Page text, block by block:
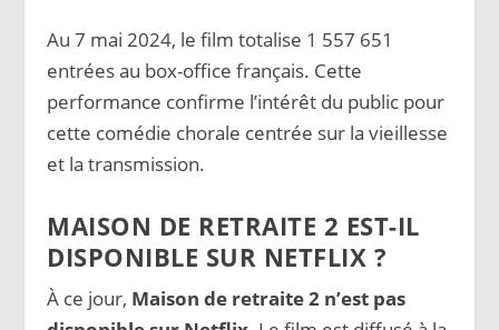
Au 7 mai 2024, le film totalise 1 557 651
entrées au box-office français. Cette
performance confirme l’intérêt du public pour
cette comédie chorale centrée sur la vieillesse
et la transmission.
MAISON DE RETRAITE 2 EST-IL
DISPONIBLE SUR NETFLIX ?
À ce jour, Maison de retraite 2 n’est pas